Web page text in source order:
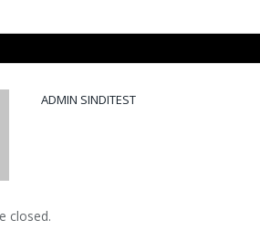
ADMIN SINDITEST
closed.